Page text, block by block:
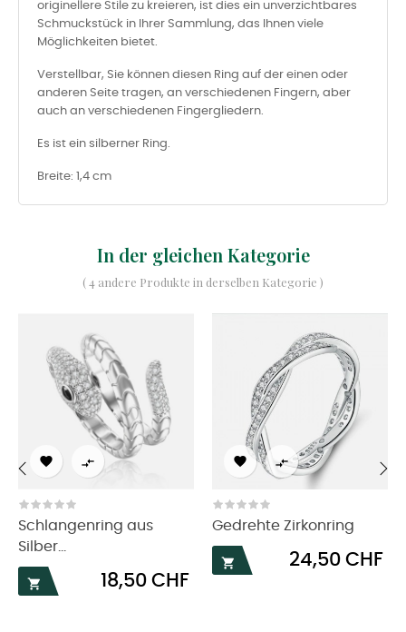
originellere Stile zu kreieren, ist dies ein unverzichtbares
Schmuckstück in Ihrer Sammlung, das Ihnen viele
Möglichkeiten bietet.
Verstellbar, Sie können diesen Ring auf der einen oder
anderen Seite tragen, an verschiedenen Fingern, aber
auch an verschiedenen Fingergliedern.
Es ist ein silberner Ring.
Breite: 1,4 cm
In der gleichen Kategorie
( 4 andere Produkte in derselben Kategorie )
 
Schlangenring aus
Silber...

Preis
18,50 CHF
 
Gedrehte Zirkonring

Preis
24,50 CHF
‹